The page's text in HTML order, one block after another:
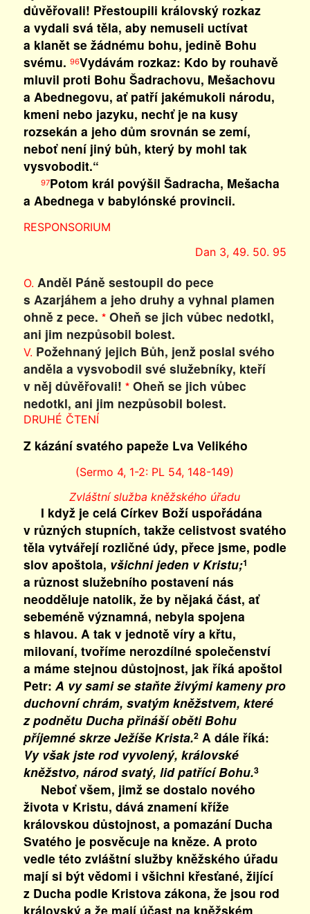
důvěřovali! Přestoupili královský rozkaz
a vydali svá těla, aby nemuseli uctívat
a klanět se žádnému bohu, jedině Bohu
svému. 96Vydávám rozkaz: Kdo by rouhavě
mluvil proti Bohu Šadrachovu, Mešachovu
a Abednegovu, ať patří jakémukoli národu,
kmeni nebo jazyku, nechť je na kusy
rozsekán a jeho dům srovnán se zemí,
neboť není jiný bůh, který by mohl tak
vysvobodit.“
97Potom král povýšil Šadracha, Mešacha
a Abednega v babylónské provincii.
RESPONSORIUM
Dan 3, 49. 50. 95
O. Anděl Páně sestoupil do pece
s Azarjáhem a jeho druhy a vyhnal plamen
ohně z pece. *Oheň se jich vůbec nedotkl,
ani jim nezpůsobil bolest.
V. Požehnaný jejich Bůh, jenž poslal svého
anděla a vysvobodil své služebníky, kteří
v něj důvěřovali! *Oheň se jich vůbec
nedotkl, ani jim nezpůsobil bolest.
DRUHÉ ČTENÍ
Z kázání svatého papeže Lva Velikého
(Sermo 4, 1-2: PL 54, 148-149)
Zvláštní služba kněžského úřadu
I když je celá Církev Boží uspořádána
v různých stupních, takže celistvost svatého
těla vytvářejí rozličné údy, přece jsme, podle
slov apoštola, všichni jeden v Kristu;1
a různost služebního postavení nás
neodděluje natolik, že by nějaká část, ať
sebeméně významná, nebyla spojena
s hlavou. A tak v jednotě víry a křtu,
milovaní, tvoříme nerozdílné společenství
a máme stejnou důstojnost, jak říká apoštol
Petr: A vy sami se staňte živými kameny pro
duchovní chrám, svatým kněžstvem, které
z podnětu Ducha přináší oběti Bohu
příjemné skrze Ježíše Krista.2A dále říká:
Vy však jste rod vyvolený, královské
kněžstvo, národ svatý, lid patřící Bohu.3
Neboť všem, jimž se dostalo nového
života v Kristu, dává znamení kříže
královskou důstojnost, a pomazání Ducha
Svatého je posvěcuje na kněze. A proto
vedle této zvláštní služby kněžského úřadu
mají si být vědomi i všichni křesťané, žijící
z Ducha podle Kristova zákona, že jsou rod
královský a že mají účast na kněžském